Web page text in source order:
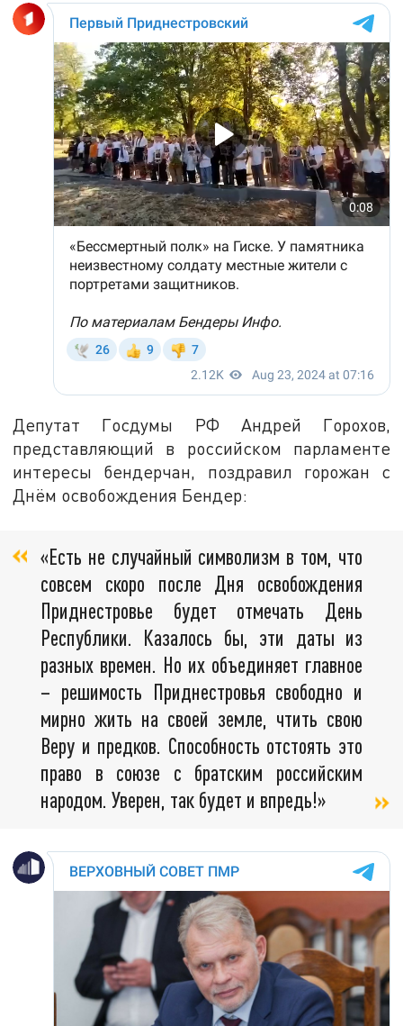
Депутат Госдумы РФ Андрей Горохов,
представляющий в российском парламенте
интересы бендерчан, поздравил горожан с
Днём освобождения Бендер:
«Есть не случайный символизм в том, что
совсем скоро после Дня освобождения
Приднестровье будет отмечать День
Республики. Казалось бы, эти даты из
разных времен. Но их объединяет главное
– решимость Приднестровья свободно и
мирно жить на своей земле, чтить свою
Веру и предков. Способность отстоять это
право в союзе с братским российским
народом. Уверен, так будет и впредь!»